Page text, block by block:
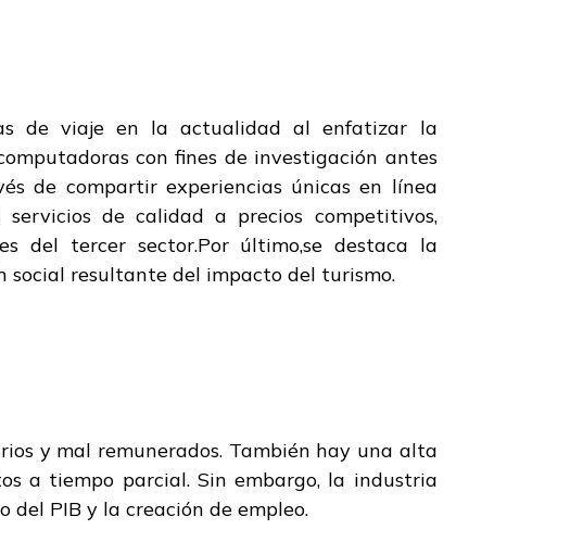
de viaje en la actualidad al enfatizar la
con fines de investigación antes
de compartir experiencias únicas en línea
de calidad a precios competitivos,
del tercer sector.Por último,se destaca la
social resultante del impacto del turismo.
y mal remunerados. También hay una alta
a tiempo parcial. Sin embargo, la industria
PIB y la creación de empleo.